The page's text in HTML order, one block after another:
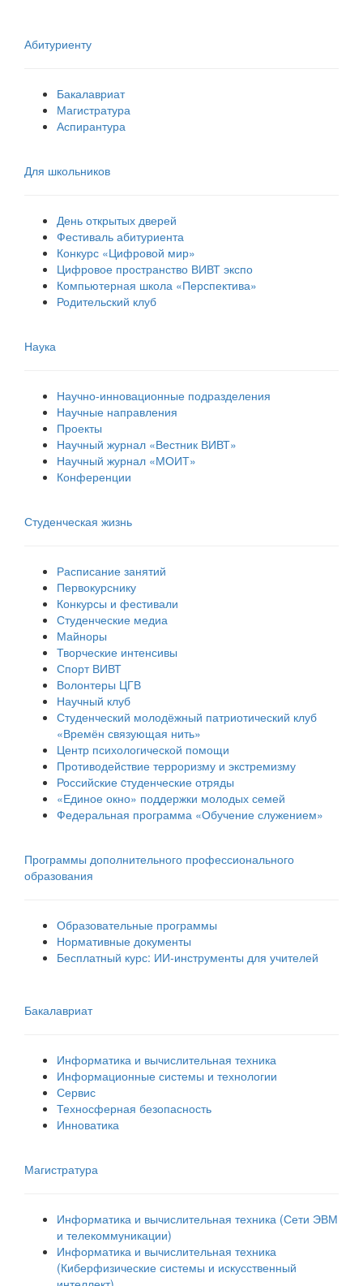
Абитуриенту
Бакалавриат
Магистратура
Аспирантура
Для школьников
День открытых дверей
Фестиваль абитуриента
Конкурс «Цифровой мир»
Цифровое пространство ВИВТ экспо
Компьютерная школа «Перспектива»
Родительский клуб
Наука
Научно-инновационные подразделения
Научные направления
Проекты
Научный журнал «Вестник ВИВТ»
Научный журнал «МОИТ»
Конференции
Студенческая жизнь
Расписание занятий
Первокурснику
Конкурсы и фестивали
Студенческие медиа
Майноры
Творческие интенсивы
Спорт ВИВТ
Волонтеры ЦГВ
Научный клуб
Студенческий молодёжный патриотический клуб
«Времён связующая нить»
Центр психологической помощи
Противодействие терроризму и экстремизму
Российские cтуденческие отряды
«Единое окно» поддержки молодых семей
Федеральная программа «Обучение служением»
Программы дополнительного профессионального
образования
Образовательные программы
Нормативные документы
Бесплатный курс: ИИ‑инструменты для учителей
Бакалавриат
Информатика и вычислительная техника
Информационные системы и технологии
Сервис
Техносферная безопасность
Инноватика
Магистратура
Информатика и вычислительная техника (Сети ЭВМ
и телекоммуникации)
Информатика и вычислительная техника
(Киберфизические системы и искусственный